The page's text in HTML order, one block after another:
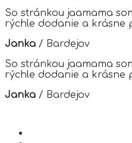
So stránkou jaamama
rýchle dodanie a krásne
Janka / Bardejov
So stránkou jaamama
rýchle dodanie a krásne
Janka / Bardejov